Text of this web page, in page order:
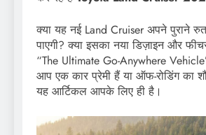
क्या यह नई Land Cruiser अपने पुराने
पाएगी? क्या इसका नया डिज़ाइन और
“The Ultimate Go-Anywhere
आप एक कार प्रेमी हैं या ऑफ-रोडिंग का
यह आर्टिकल आपके लिए ही है।